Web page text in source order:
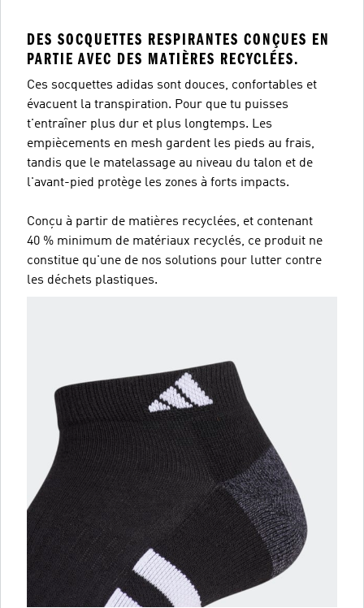
DES SOCQUETTES RESPIRANTES CONÇUES EN
PARTIE AVEC DES MATIÈRES RECYCLÉES.
Ces socquettes adidas sont douces, confortables et
évacuent la transpiration. Pour que tu puisses
t'entraîner plus dur et plus longtemps. Les
empiècements en mesh gardent les pieds au frais,
tandis que le matelassage au niveau du talon et de
l'avant-pied protège les zones à forts impacts.
Conçu à partir de matières recyclées, et contenant
40 % minimum de matériaux recyclés, ce produit ne
constitue qu'une de nos solutions pour lutter contre
les déchets plastiques.